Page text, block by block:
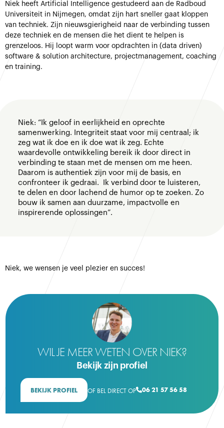
Niek heeft Artificial Intelligence gestudeerd aan de Radboud
Universiteit in Nijmegen, omdat zijn hart sneller gaat kloppen
van techniek. Zijn nieuwsgierigheid naar de verbinding tussen
deze techniek en de mensen die het dient te helpen is
grenzeloos. Hij loopt warm voor opdrachten in (data driven)
software & solution architecture, projectmanagement, coaching
en training.
Niek: “Ik geloof in eerlijkheid en oprechte
samenwerking. Integriteit staat voor mij centraal; ik
zeg wat ik doe en ik doe wat ik zeg. Echte
waardevolle ontwikkeling bereik ik door direct in
verbinding te staan met de mensen om me heen.
Daarom is authentiek zijn voor mij de basis, en
confronteer ik gedraai. Ik verbind door te luisteren,
te delen en door lachend de humor op te zoeken. Zo
bouw ik samen aan duurzame, impactvolle en
inspirerende oplossingen”.
Niek, we wensen je veel plezier en succes!
WIL JE MEER WETEN OVER NIEK?
Bekijk zijn profiel
BEKIJK PROFIEL OF BEL DIRECT OP06 21 57 56 58